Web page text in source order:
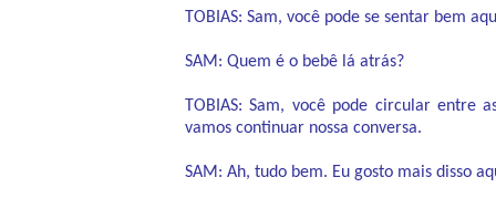
TOBIAS: Sam, você pode se sentar bem
SAM: Quem é o bebê lá atrás?
TOBIAS: Sam, você pode circular entre
vamos continuar nossa conversa.
SAM: Ah, tudo bem. Eu gosto mais disso